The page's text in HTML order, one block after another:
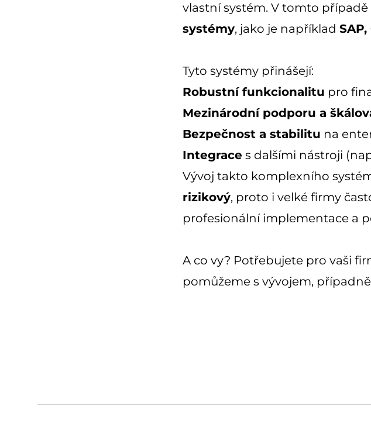
vlastní systém. V tomto případě
systémy, jako je například
Tyto systémy přinášejí:
Robustní funkcionalitu pro
Mezinárodní podporu a
Bezpečnost a stabilitu na
Integrace s dalšími nástroji
Vývoj takto komplexního
rizikový, proto i velké firmy
profesionální implementace a
A co vy? Potřebujete pro vaši
pomůžeme s vývojem,